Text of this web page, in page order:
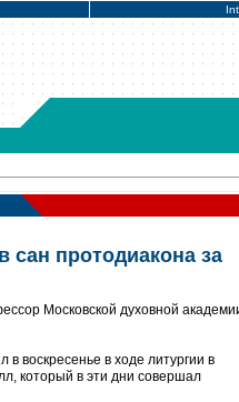
сан протодиакона за
Московской духовной
воскресенье в ходе литургии в
который в эти дни совершал